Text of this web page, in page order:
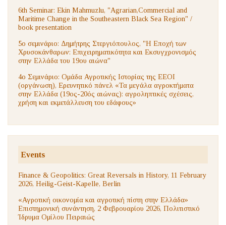
6th Seminar: Ekin Mahmuzlu, "Agrarian,Commercial and
Maritime Change in the Southeastern Black Sea Region" /
book presentation
5ο σεμινάριο: Δημήτρης Στεργιόπουλος, "Η Εποχή των
Χρυσοκάνθαρων: Επιχειρηματικότητα και Εκσυγχρονισμός
στην Ελλάδα του 19ου αιώνα"
4ο Σεμινάριο: Ομάδα Αγροτικής Ιστορίας της ΕΕΟΙ
(οργάνωση), Ερευνητικό πάνελ «Τα μεγάλα αγροκτήματα
στην Ελλάδα (19ος-20ός αιώνας): αγροληπτικές σχέσεις,
χρήση και εκμετάλλευση του εδάφους»
Events
Finance & Geopolitics: Great Reversals in History, 11 February
2026, Heilig-Geist-Kapelle, Berlin
«Αγροτική οικονομία και αγροτική πίστη στην Ελλάδα»
Επιστημονική συνάντηση, 2 Φεβρουαρίου 2026, Πολιτιστικό
Ίδρυμα Ομίλου Πειραιώς